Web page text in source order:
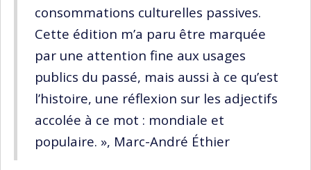
consommations culturelles passives.
Cette édition m’a paru être marquée
par une attention fine aux usages
publics du passé, mais aussi à ce qu’est
l’histoire, une réflexion sur les adjectifs
accolée à ce mot : mondiale et
populaire. », Marc-André Éthier